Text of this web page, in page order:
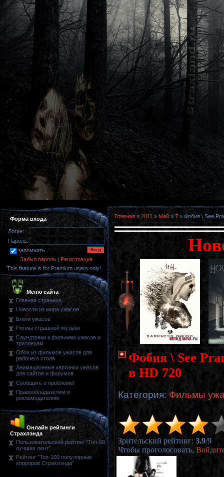
Форма входа
Логин:
Пароль:
запомнить
Забыл пароль | Регистрация
This feature is for Premium users only!
Меню сайта
Главная страница
Новости из мира ужасов
Блоги ужасов
Ритмы страшной музыки
Саундтреки к фильмам ужасов и
триллерам
Обои из фильмов ужасов для
рабочего стола
Анимационные картинки ужасов
для сайтов и форумов
Сообщить о проблеме!
Правообладателям и
рекламодателям
Онлайн рейтинги
Страхлэнда
Пользовательский рейтинг "Топ-50
лучших лент"
Рейтинг "Топ-100 популярных
хорроров Страхлэнда"
Главная » 2011 » Май » 7 » Фобия \ See
Фобия \ See
в HD 720
Категория: Фильмы
Зрительский рейтинг: 3.9/9
Чтобы проголосовать,